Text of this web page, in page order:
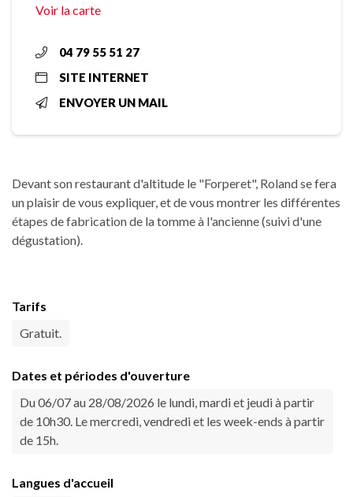
Voir la carte
04 79 55 51 27
SITE INTERNET
ENVOYER UN MAIL
Devant son restaurant d'altitude le "Forperet", Roland se fera
un plaisir de vous expliquer, et de vous montrer les différentes
étapes de fabrication de la tomme à l'ancienne (suivi d'une
dégustation).
Tarifs
Gratuit.
Dates et périodes d'ouverture
Du 06/07 au 28/08/2026 le lundi, mardi et jeudi à partir
de 10h30. Le mercredi, vendredi et les week-ends à partir
de 15h.
Langues d'accueil